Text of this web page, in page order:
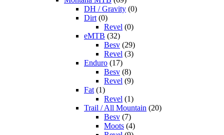
DH / Gravity (0)
Dirt (0)
Revel (0)
eMTB (32)
Besv (29)
Revel (3)
Enduro (17)
Besv (8)
Revel (9)
Fat (1)
Revel (1)
Trail / All Mountain (20)
Besv (7)
Moots (4)